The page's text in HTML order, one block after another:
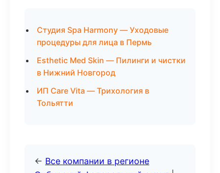
Студия Spa Harmony — Уходовые
процедуры для лица в Пермь
Esthetic Med Skin — Пилинги и чистки
в Нижний Новгород
ИП Care Vita — Трихология в
Тольятти
← Все компании в регионе